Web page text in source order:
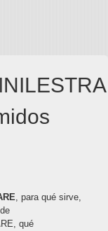
, para qué sirve,
qué